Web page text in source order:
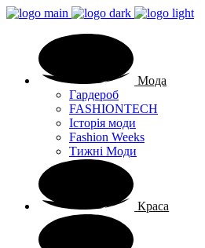
Мода
Гардероб
FASHIONTECH
Історія моди
Fashion Weeks
Тижні Моди
Краса